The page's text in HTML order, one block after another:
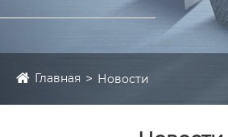
Главная Новости